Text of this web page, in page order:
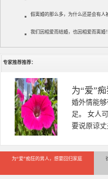
假离婚的那么多，为什么还是会有人
我们因相爱而结婚，也因相爱而离婚！
专家推荐推荐：
徐珞棋
徐珞棋，
多年，对
千小时，
为“爱”痴狂的男人，想要回归家庭